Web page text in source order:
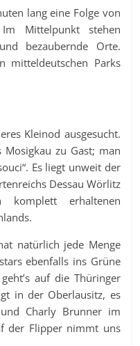
lang eine Folge von
Im Mittelpunkt stehen
bezaubernde Orte.
Parks
Kleinod ausgesucht.
zu Gast; man
Es liegt unweit der
Dessau Wörlitz
erhaltenen
natürlich jede Menge
ebenfalls ins Grüne
auf die Thüringer
in der Oberlausitz, es
Charly Brunner im
der Flipper nimmt uns